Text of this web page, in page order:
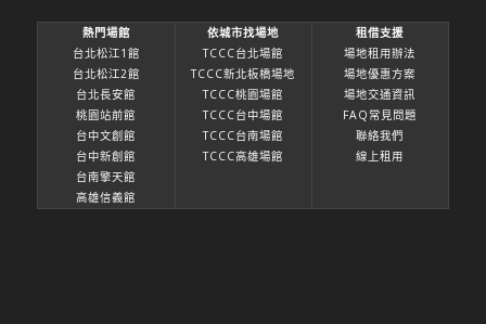
熱門場館
台北松江1館
台北松江2館
台北長安館
桃園站前館
台中文創館
台中新創館
台南擎天館
高雄信義館
依城市找場地
TCCC台北場館
TCCC新北板橋場地
TCCC桃園場館
TCCC台中場館
TCCC台南場館
TCCC高雄場館
租借支援
場地租用辦法
場地優惠方案
場地交通資訊
FAQ常見問題
聯絡我們
線上租用